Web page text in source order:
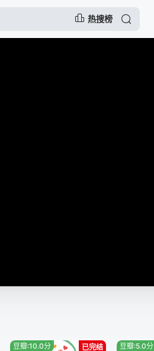
热搜榜
已完结
豆瓣:10.0分 豆瓣:5.0分